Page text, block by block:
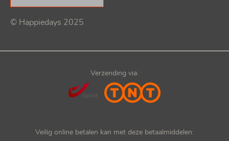
© Happiedays 2025
Verzending via:
Veilig online betalen kan met deze betaalmiddelen: